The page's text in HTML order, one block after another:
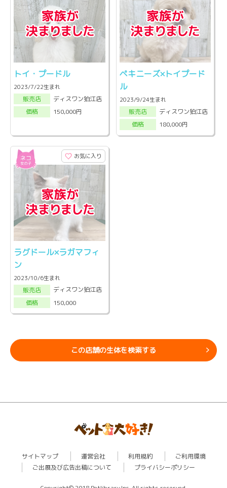
トイ・プードル
2023/7/22生まれ
販売店
ディスワン狛江店
価格
150,000円
ペキニーズ×トイプード
ル
2023/9/24生まれ
販売店
ディスワン狛江店
価格
180,000円
お気に入り
ラグドール×ラガマフィ
ン
2023/10/6生まれ
販売店
ディスワン狛江店
価格
150,000
この店舗の生体を検索する
サイトマップ 運営会社 利用規約
ご利用環境
ご出展及び広告出稿について
プライバシーポリシー